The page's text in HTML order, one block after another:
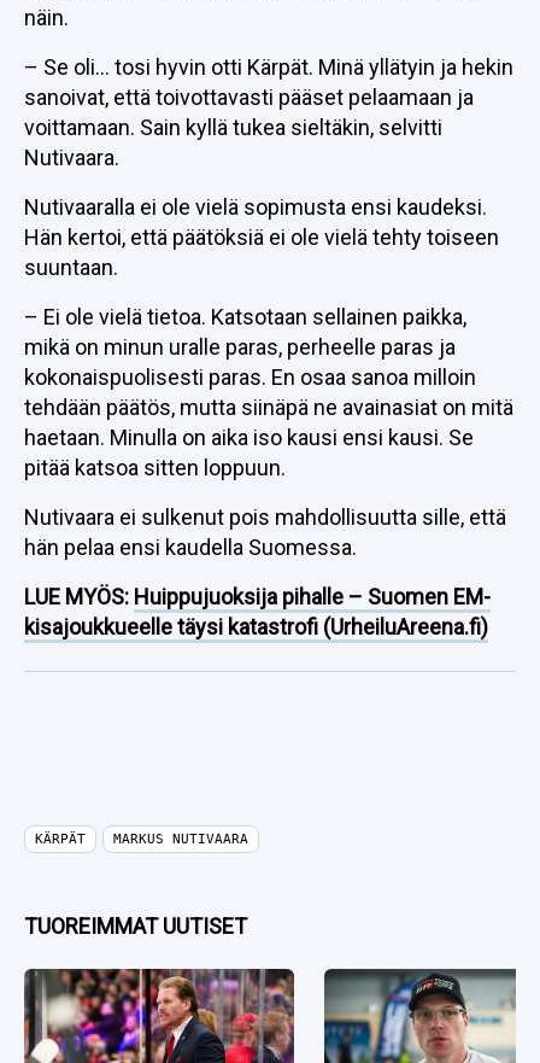
näin.
– Se oli… tosi hyvin otti Kärpät. Minä yllätyin ja hekin
sanoivat, että toivottavasti pääset pelaamaan ja
voittamaan. Sain kyllä tukea sieltäkin, selvitti
Nutivaara.
Nutivaaralla ei ole vielä sopimusta ensi kaudeksi.
Hän kertoi, että päätöksiä ei ole vielä tehty toiseen
suuntaan.
– Ei ole vielä tietoa. Katsotaan sellainen paikka,
mikä on minun uralle paras, perheelle paras ja
kokonaispuolisesti paras. En osaa sanoa milloin
tehdään päätös, mutta siinäpä ne avainasiat on mitä
haetaan. Minulla on aika iso kausi ensi kausi. Se
pitää katsoa sitten loppuun.
Nutivaara ei sulkenut pois mahdollisuutta sille, että
hän pelaa ensi kaudella Suomessa.
LUE MYÖS: Huippujuoksija pihalle – Suomen EM-
kisajoukkueelle täysi katastrofi (UrheiluAreena.fi)
KÄRPÄT MARKUS NUTIVAARA
TUOREIMMAT UUTISET